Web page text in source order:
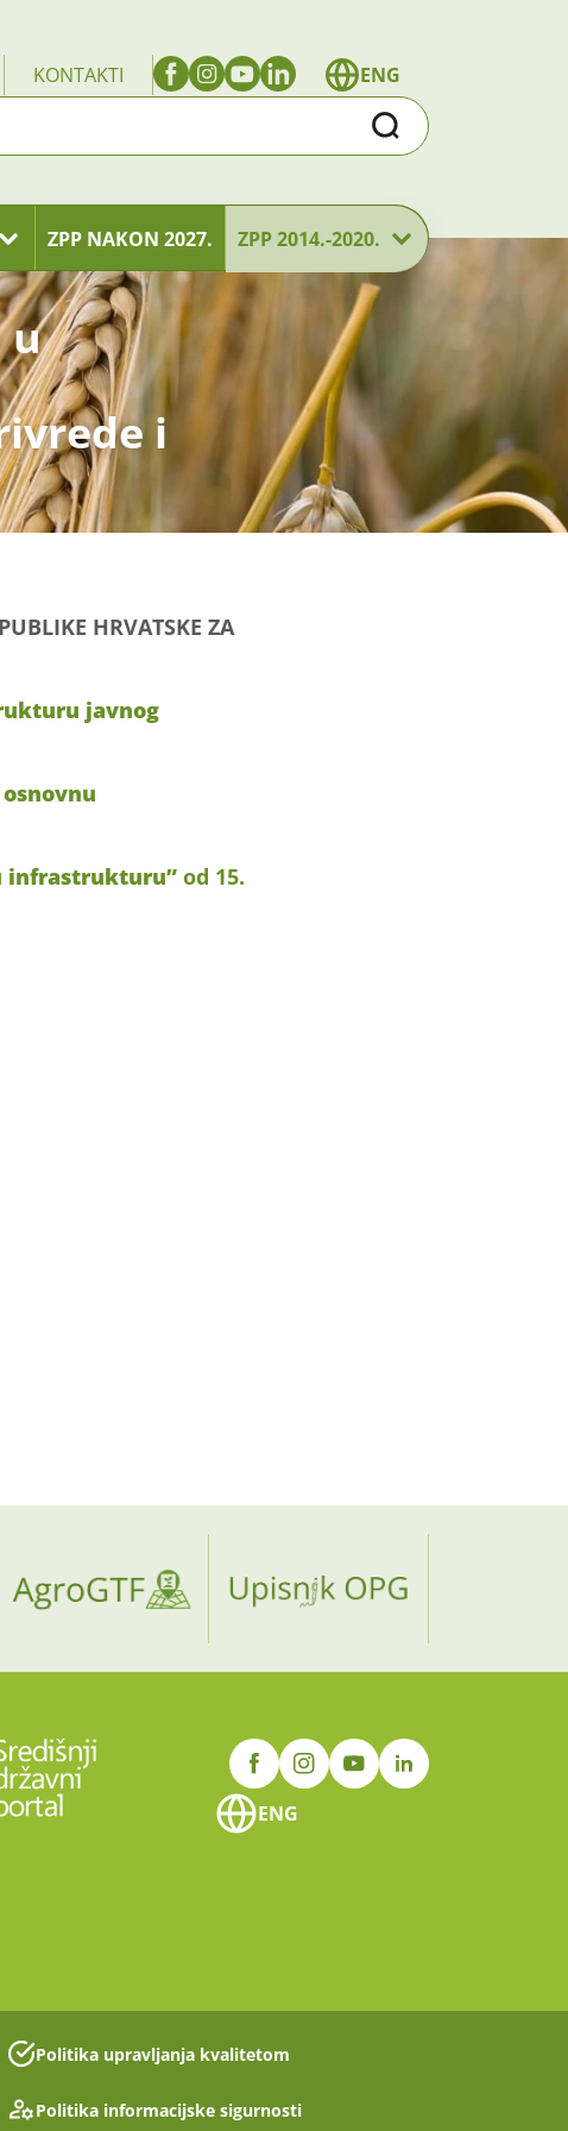
KONTAKTI
ENG
Traži
ZPP NAKON 2027. ZPP 2014.-2020.
u
i
HRVATSKE ZA
javnog
infrastrukturu” od 15.
ENG
Politika upravljanja kvalitetom
Politika informacijske sigurnosti